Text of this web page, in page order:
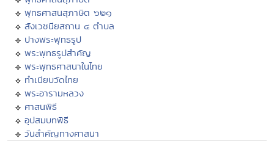
พุทธศาสนสุภาษิต ๖๒๑
สังเวชนียสถาน ๔ ตำบล
ปางพระพุทธรูป
พระพุทธรูปสำคัญ
พระพุทธศาสนาในไทย
ทำเนียบวัดไทย
พระอารามหลวง
ศาสนพิธี
อุปสมบทพิธี
วันสำคัญทางศาสนา